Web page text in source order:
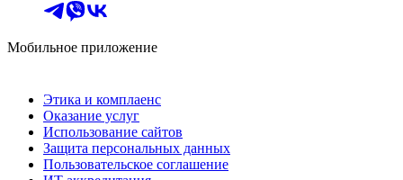
Мобильное приложение
Этика и комплаенс
Оказание услуг
Использование сайтов
Защита персональных данных
Пользовательское соглашение